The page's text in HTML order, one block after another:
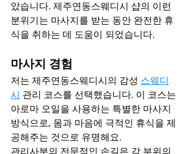
았습니다. 제주연동스웨디시 샵의 이런
분위기는 마사지를 받는 동안 완전한 휴
식을 취하는 데 도움이 되었습니다.
마사지 경험
저는 제주연동스웨디시의 감성 스웨디
시 관리 코스를 선택했습니다. 이 코스는
아로마 오일을 사용하는 특별한 마사지
방식으로, 몸과 마음에 극적인 휴식을 제
공해주는 것으로 유명해요.
관리사분의 전문적인 손길은 각 부위의